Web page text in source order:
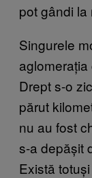
pot gândi
Singurele
Drept s-o
părut
nu au fost
s-a depășit
Există